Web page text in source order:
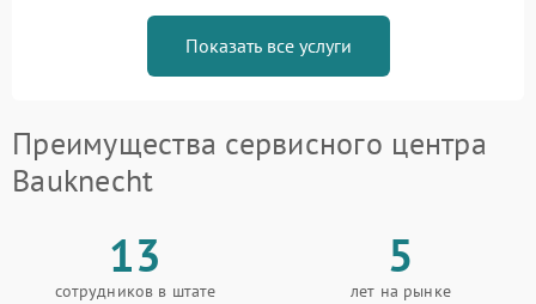
Показать все услуги
Преимущества сервисного центра
Bauknecht
13
сотрудников в штате
5
лет на рынке